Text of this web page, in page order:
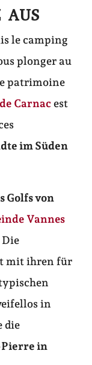
AUS
le camping
plonger au
patrimoine
Carnac est
im Süden
Golfs von
Vannes
mit ihren für
in
die
in